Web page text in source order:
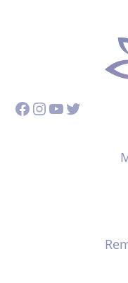
Facebook
Instagram
YouTube
Twitter